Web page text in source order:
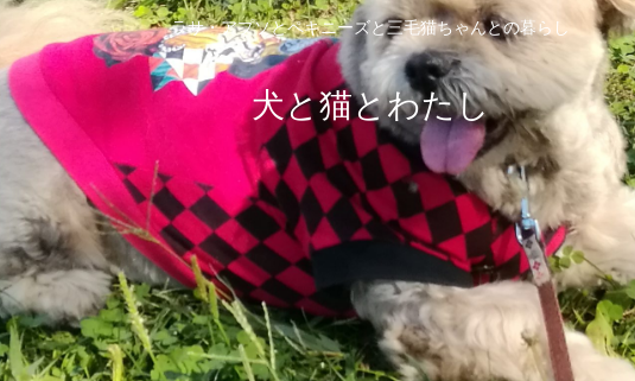
ラサ・アプソとペキニーズと三毛猫ちゃんとの暮らし
犬と猫とわたし